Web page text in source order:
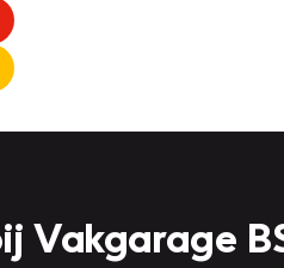
Vakgarage